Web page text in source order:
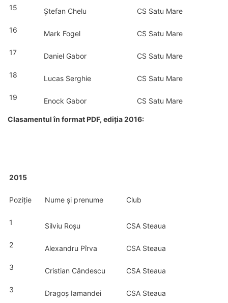
15 Ștefan Chelu CS Satu Mare
16 Mark Fogel CS Satu Mare
17 Daniel Gabor CS Satu Mare
18 Lucas Serghie CS Satu Mare
19 Enock Gabor CS Satu Mare
Clasamentul în format PDF, ediția 2016:
2015
Poziție Nume și prenume Club
1 Silviu Roșu CSA Steaua
2 Alexandru Pîrva CSA Steaua
3 Cristian Cândescu CSA Steaua
3 Dragoș Iamandei CSA Steaua